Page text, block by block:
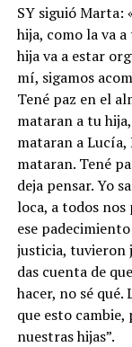
SY siguió Marta:
hija, como la va
hija va a estar
mí, sigamos
Tené paz en el
mataran a tu
mataran a Lucía,
mataran. Tené
deja pensar. Yo
loca, a todos
ese
justicia, tuvieron
das cuenta de
hacer, no sé qué.
que esto
nuestras hijas”.